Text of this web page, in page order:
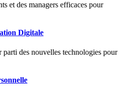
et des managers efficaces pour
Digitale
parti des nouvelles technologies pour